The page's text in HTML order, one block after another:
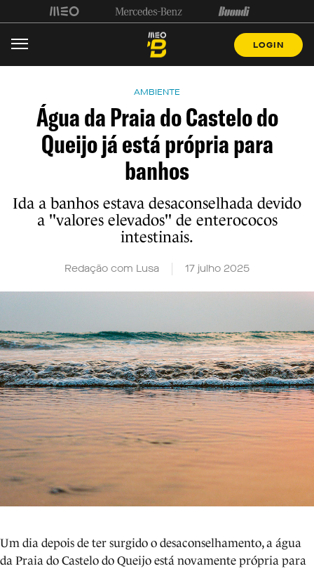
LOGIN
AMBIENTE
Água da Praia do Castelo do
Queijo já está própria para
banhos
Ida a banhos estava desaconselhada devido
a "valores elevados" de enterococos
intestinais.
Redação com Lusa 17 julho 2025
Um dia depois de ter surgido o desaconselhamento, a água
da Praia do Castelo do Queijo está novamente própria para